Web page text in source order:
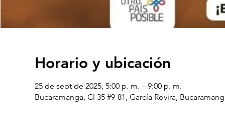
Horario y ubicación
25 de sept de 2025, 5:00 p. m. – 9:00 p. m.
Bucaramanga, Cl 35 #9-81, García Rovira,